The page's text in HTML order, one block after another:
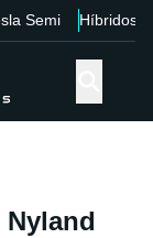
Semi Híbridos